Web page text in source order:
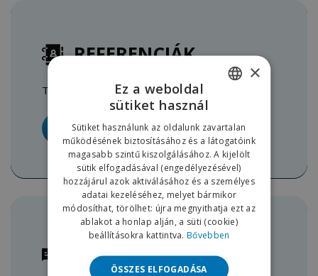
REFERENCIÁK
Tekintse meg munkáinkat képekbe foglalva
BŐVEBBEN
KÉRDÉSE VAN?
HUNGARIAN
ENGLISH
×
Ez a weboldal
sütiket használ
Sütiket használunk az oldalunk zavartalan
működésének biztosításához és a látogatóink
magasabb szintű kiszolgálásához. A kijelölt
sütik elfogadásával (engedélyezésével)
hozzájárul azok aktiválásához és a személyes
adatai kezeléséhez, melyet bármikor
módosíthat, törölhet: újra megnyithatja ezt az
ablakot a honlap alján, a süti (cookie)
beállításokra kattintva. Bővebben
ÖSSZES ELFOGADÁSA